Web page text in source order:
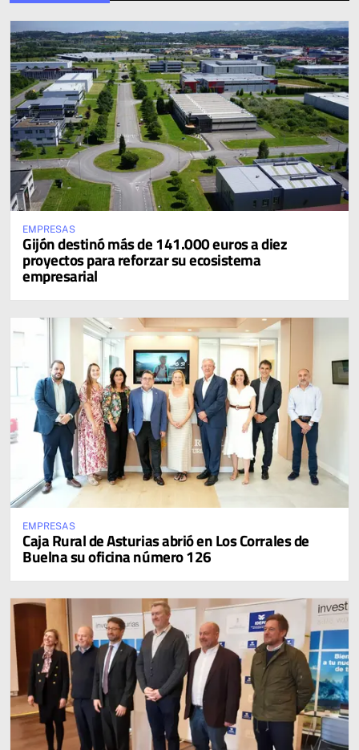
EMPRESAS
Gijón destinó más de 141.000 euros a diez
proyectos para reforzar su ecosistema
empresarial
EMPRESAS
Caja Rural de Asturias abrió en Los Corrales de
Buelna su oficina número 126